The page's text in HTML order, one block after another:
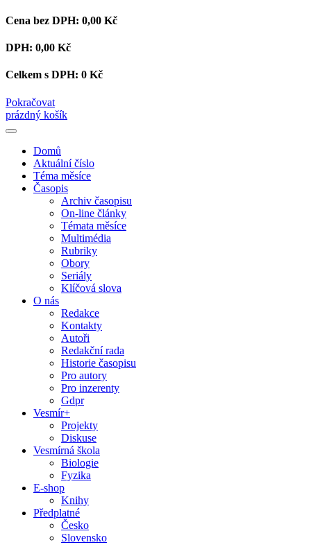
Cena bez DPH: 0,00 Kč
DPH: 0,00 Kč
Celkem s DPH: 0 Kč
Pokračovat
prázdný košík
Domů
Aktuální číslo
Téma měsíce
Časopis
Archiv časopisu
On-line články
Témata měsíce
Multimédia
Rubriky
Obory
Seriály
Klíčová slova
O nás
Redakce
Kontakty
Autoři
Redakční rada
Historie časopisu
Pro autory
Pro inzerenty
Gdpr
Vesmír+
Projekty
Diskuse
Vesmírná škola
Biologie
Fyzika
E-shop
Knihy
Předplatné
Česko
Slovensko